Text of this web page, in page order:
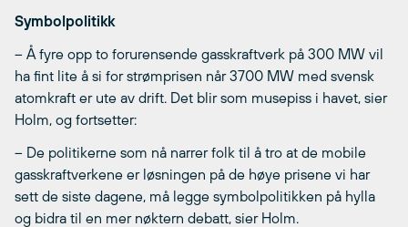
Symbolpolitikk
– Å fyre opp to forurensende gasskraftverk på 300 MW vil
ha fint lite å si for strømprisen når 3700 MW med svensk
atomkraft er ute av drift. Det blir som musepiss i havet, sier
Holm, og fortsetter:
– De politikerne som nå narrer folk til å tro at de mobile
gasskraftverkene er løsningen på de høye prisene vi har
sett de siste dagene, må legge symbolpolitikken på hylla
og bidra til en mer nøktern debatt, sier Holm.